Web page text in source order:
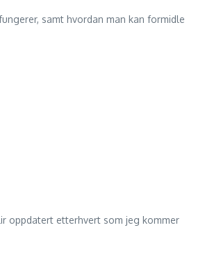
samt hvordan man kan formidle
oppdatert etterhvert som jeg kommer